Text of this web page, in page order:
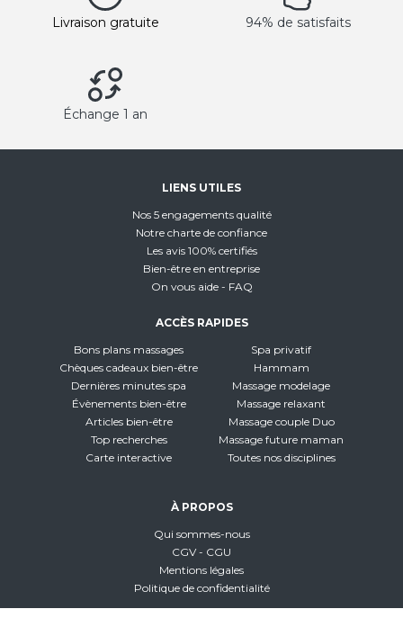
Livraison gratuite 94% de satisfaits
Échange 1 an
LIENS UTILES
Nos 5 engagements qualité
Notre charte de confiance
Les avis 100% certifiés
Bien-être en entreprise
On vous aide - FAQ
ACCÈS RAPIDES
Bons plans massages
Chèques cadeaux bien-être
Dernières minutes spa
Évènements bien-être
Articles bien-être
Top recherches
Carte interactive
Spa privatif
Hammam
Massage modelage
Massage relaxant
Massage couple Duo
Massage future maman
Toutes nos disciplines
À PROPOS
Qui sommes-nous
CGV - CGU
Mentions légales
Politique de confidentialité